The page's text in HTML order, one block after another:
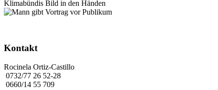
Kontakt
Rocinela Ortiz-Castillo
0732/77 26 52-28
0660/14 55 709